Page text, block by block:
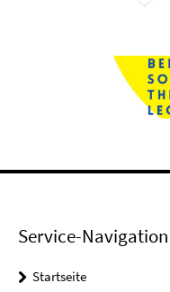
Service-Navigation
Startseite